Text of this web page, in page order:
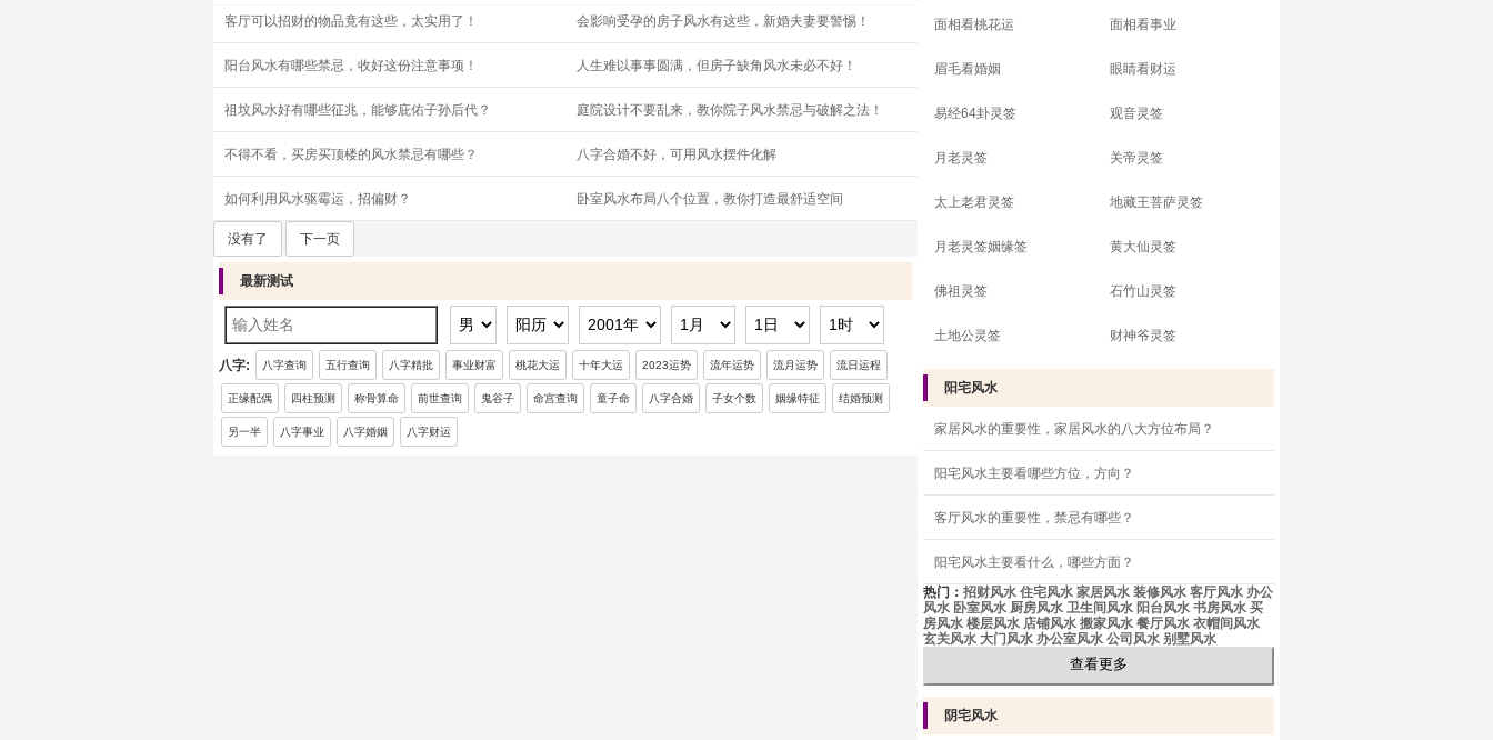
客厅可以招财的物品竟有这些，太实用了！ 会影响受孕的房子风水有这些，新婚夫妻要警惕！
阳台风水有哪些禁忌，收好这份注意事项！ 人生难以事事圆满，但房子缺角风水未必不好！
祖坟风水好有哪些征兆，能够庇佑子孙后代？ 庭院设计不要乱来，教你院子风水禁忌与破解之法！
不得不看，买房买顶楼的风水禁忌有哪些？ 八字合婚不好，可用风水摆件化解
如何利用风水驱霉运，招偏财？ 卧室风水布局八个位置，教你打造最舒适空间
没有了 下一页
最新测试
八字: 八字查询 五行查询 八字精批 事业财富 桃花大运 十年大运 2023运势 流年运势 流月运势 流日运程
正缘配偶 四柱预测 称骨算命 前世查询 鬼谷子 命宫查询 童子命 八字合婚 子女个数 姻缘特征 结婚预测
另一半 八字事业 八字婚姻 八字财运
面相看桃花运 面相看事业
眉毛看婚姻 眼睛看财运
易经64卦灵签 观音灵签
月老灵签 关帝灵签
太上老君灵签 地藏王菩萨灵签
月老灵签姻缘签 黄大仙灵签
佛祖灵签 石竹山灵签
土地公灵签 财神爷灵签
阳宅风水
家居风水的重要性，家居风水的八大方位布局？
阳宅风水主要看哪些方位，方向？
客厅风水的重要性，禁忌有哪些？
阳宅风水主要看什么，哪些方面？
热门： 招财风水 住宅风水 家居风水 装修风水 客厅风水 办公
风水 卧室风水 厨房风水 卫生间风水 阳台风水 书房风水 买
房风水 楼层风水 店铺风水 搬家风水 餐厅风水 衣帽间风水
玄关风水 大门风水 办公室风水 公司风水 别墅风水
查看更多
阴宅风水